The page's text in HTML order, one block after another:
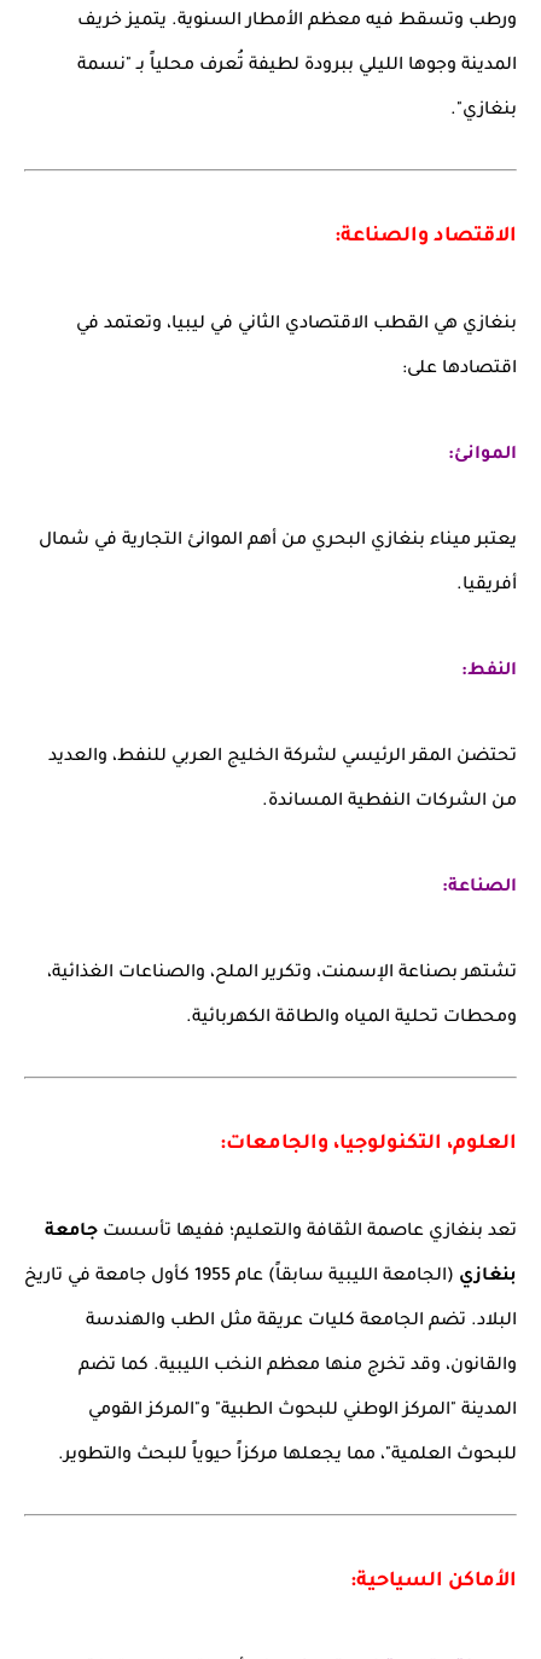
ورطب وتسقط فيه معظم الأمطار السنوية. يتميز خريف
المدينة وجوها الليلي ببرودة لطيفة تُعرف محلياً بـ "نسمة
بنغازي".
الاقتصاد والصناعة:
بنغازي هي القطب الاقتصادي الثاني في ليبيا، وتعتمد في
اقتصادها على:
الموانئ:
يعتبر ميناء بنغازي البحري من أهم الموانئ التجارية في شمال
أفريقيا.
النفط:
تحتضن المقر الرئيسي لشركة الخليج العربي للنفط، والعديد
من الشركات النفطية المساندة.
الصناعة:
تشتهر بصناعة الإسمنت، وتكرير الملح، والصناعات الغذائية،
ومحطات تحلية المياه والطاقة الكهربائية.
العلوم، التكنولوجيا، والجامعات:
تعد بنغازي عاصمة الثقافة والتعليم؛ ففيها تأسست جامعة
بنغازي (الجامعة الليبية سابقاً) عام 1955 كأول جامعة في تاريخ
البلاد. تضم الجامعة كليات عريقة مثل الطب والهندسة
والقانون، وقد تخرج منها معظم النخب الليبية. كما تضم
المدينة "المركز الوطني للبحوث الطبية" و"المركز القومي
للبحوث العلمية"، مما يجعلها مركزاً حيوياً للبحث والتطوير.
الأماكن السياحية: